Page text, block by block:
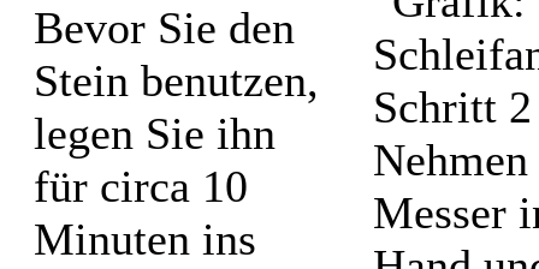
Bevor Sie den
Stein benutzen,
legen Sie ihn
für circa 10
Minuten ins
Messer